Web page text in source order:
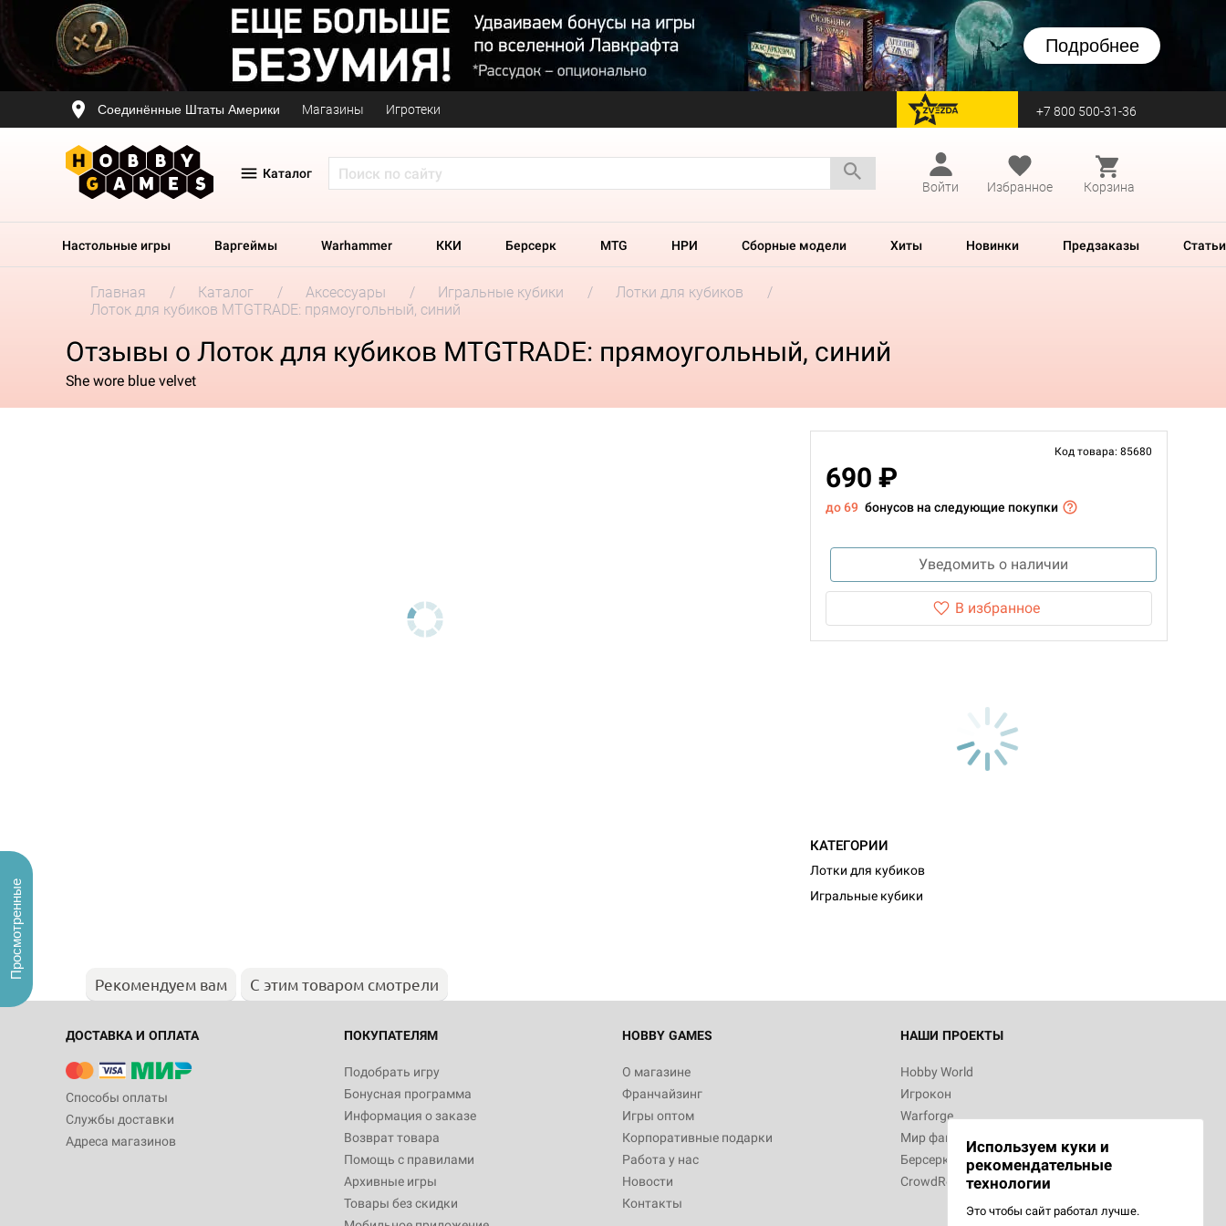
Подробнее
Соединённые Штаты Америки Магазины Игротеки перейти на Zvezda +7 800 500-31-36
Каталог
Войти
Избранное Корзина
Настольные игры Варгеймы Warhammer ККИ Берсерк MTG НРИ Сборные модели Хиты Новинки Предзаказы Статьи
Главная Каталог Аксессуары Игральные кубики
Лотки для кубиков
Лоток для кубиков MTGTRADE: прямоугольный, синий
Отзывы о Лоток для кубиков MTGTRADE: прямоугольный, синий
She wore blue velvet
Код товара: 85680
690 ₽
до 69 бонусов на следующие покупки
Уведомить о наличии
В избранное
КАТЕГОРИИ
Лотки для кубиков
Игральные кубики
Рекомендуем вам С этим товаром смотрели
ДОСТАВКА И ОПЛАТА
Способы оплаты
Службы доставки
Адреса магазинов
ПОКУПАТЕЛЯМ
Подобрать игру
Бонусная программа
Информация о заказе
Возврат товара
Помощь с правилами
Архивные игры
Товары без скидки
HOBBY GAMES
О магазине
Франчайзинг
Игры оптом
Корпоративные подарки
Работа у нас
Новости
Контакты
НАШИ ПРОЕКТЫ
Hobby World
Игрокон
Warforge
Мир фантастики
Берсерк
CrowdRepublic
Используем куки и
рекомендательные
технологии
Это чтобы сайт работал лучше.
Просмотренные
Настольная игра Hobby World Журнал
"Мир фантастики. Спецвыпуск: Братья
империи: Боевая тревога
799
Настольная игра Hobby World Сумерки
империи. Четвёртая редакция: Грозовой
Рубеж
12 990